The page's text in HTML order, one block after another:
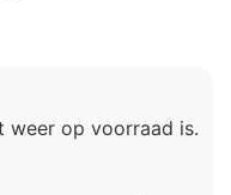
weer op voorraad is.